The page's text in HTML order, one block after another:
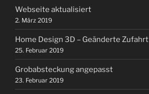
Webseite aktualisiert
2. März 2019
Home Design 3D – Geänderte Zufahrt
25. Februar 2019
Grobabsteckung angepasst
23. Februar 2019